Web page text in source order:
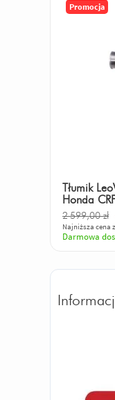
Promocja
Tłumik
Honda
2 599,00 zł
Najniższa cena
Darmowa